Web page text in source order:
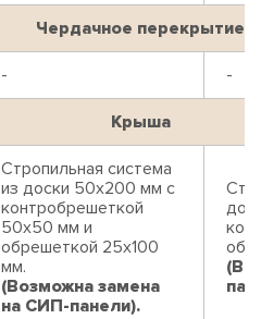
Чердачное перекрытие
- -
Крыша
Стропильная система
из доски 50х200 мм с
контробрешеткой
50х50 мм и
обрешеткой 25х100
мм.
(Возможна замена
на СИП-панели).